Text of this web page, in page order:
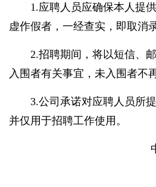
1.应聘人员应确保本人提
虚作假者，一经查实，即取消
2.招聘期间，将以短信、
入围者有关事宜，未入围者不
3.公司承诺对应聘人员所
并仅用于招聘工作使用。